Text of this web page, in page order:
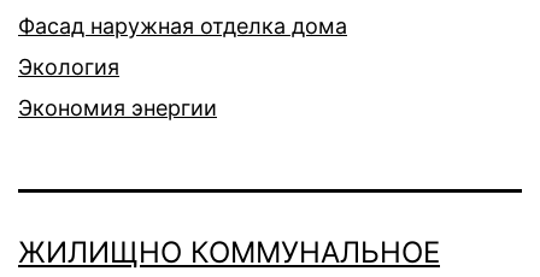
Фасад наружная отделка дома
Экология
Экономия энергии
ЖИЛИЩНО КОММУНАЛЬНОЕ